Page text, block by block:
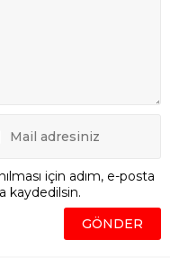
için adım, e-posta
kaydedilsin.